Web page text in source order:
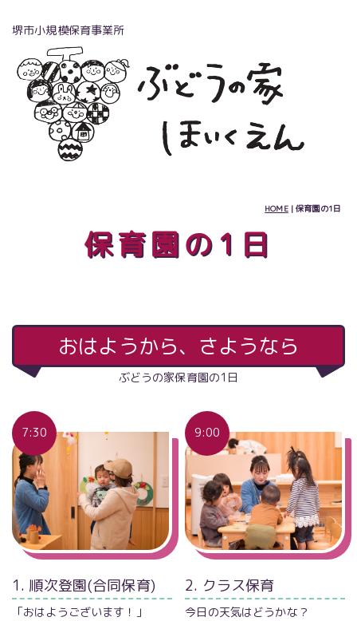
堺市小規模保育事業所
HOME|保育園の1日
保育園の1日
おはようから、さようなら
ぶどうの家保育園の1日
7:30
1. 順次登園(合同保育)
「おはようございます！」
9:00
2. クラス保育
今日の天気はどうかな？